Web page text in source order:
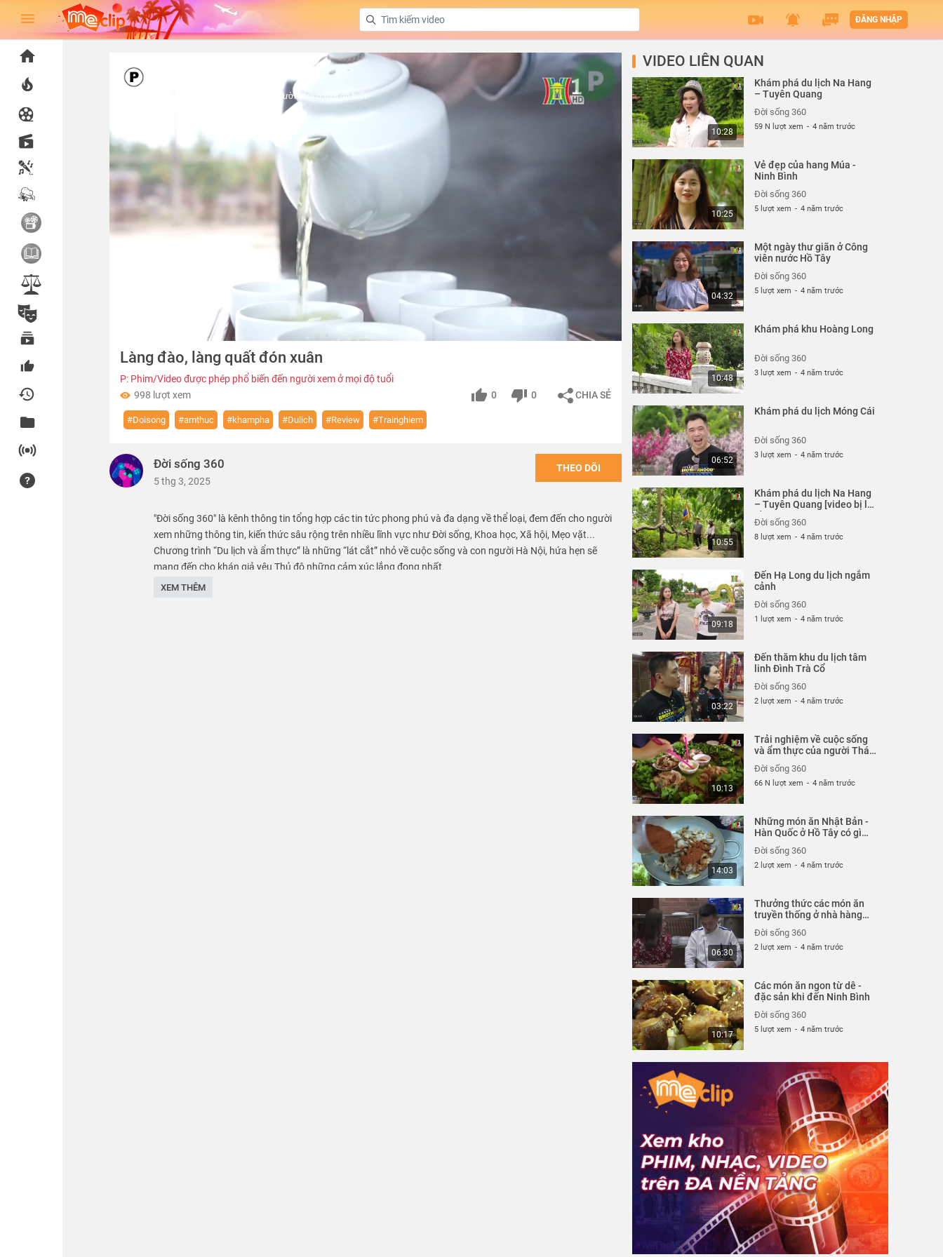
ĐĂNG NHẬP
Volume
0%
P: Phim/Video được phép phổ biến đến người xem ở mọi độ tuổi
Làng đào, làng quất đón xuân
P: Phim/Video được phép phổ biến đến người xem ở mọi độ tuổi
998 lượt xem
0 0 CHIA SẺ
#Doisong #amthuc #khampha #Dulich #Review #Trainghiem
Đời sống 360
5 thg 3, 2025
THEO DÕI
"Đời sống 360" là kênh thông tin tổng hợp các tin tức phong phú và đa dạng về thể loại, đem đến cho người
xem những thông tin, kiến thức sâu rộng trên nhiều lĩnh vực như Đời sống, Khoa học, Xã hội, Mẹo vặt...
Chương trình “Du lịch và ẩm thực” là những “lát cắt” nhỏ về cuộc sống và con người Hà Nội, hứa hẹn sẽ
mang đến cho khán giả yêu Thủ đô những cảm xúc lắng đọng nhất.
Thể loại :DU LỊCH
XEM THÊM
VIDEO LIÊN QUAN
10:28
Khám phá du lịch Na Hang
– Tuyên Quang
Đời sống 360
59 N lượt xem - 4 năm trước
10:25
Vẻ đẹp của hang Múa -
Ninh Bình
Đời sống 360
5 lượt xem - 4 năm trước
04:32
Một ngày thư giãn ở Công
viên nước Hồ Tây
Đời sống 360
5 lượt xem - 4 năm trước
10:48
Khám phá khu Hoàng Long
Đời sống 360
3 lượt xem - 4 năm trước
06:52
Khám phá du lịch Móng Cái
Đời sống 360
3 lượt xem - 4 năm trước
10:55
Khám phá du lịch Na Hang
– Tuyên Quang [video bị lỗi
đề nghị xóa]
Đời sống 360
8 lượt xem - 4 năm trước
09:18
Đến Hạ Long du lịch ngắm
cảnh
Đời sống 360
1 lượt xem - 4 năm trước
03:22
Đến thăm khu du lịch tâm
linh Đình Trà Cổ
Đời sống 360
2 lượt xem - 4 năm trước
10:13
Trải nghiệm về cuộc sống
và ẩm thực của người Thái
Na Hang
Đời sống 360
66 N lượt xem - 4 năm trước
14:03
Những món ăn Nhật Bản -
Hàn Quốc ở Hồ Tây có gì
đặc biệt
Đời sống 360
2 lượt xem - 4 năm trước
06:30
Thưởng thức các món ăn
truyền thống ở nhà hàng
Cung Đình
Đời sống 360
2 lượt xem - 4 năm trước
10:17
Các món ăn ngon từ dê -
đặc sản khi đến Ninh Bình
Đời sống 360
5 lượt xem - 4 năm trước